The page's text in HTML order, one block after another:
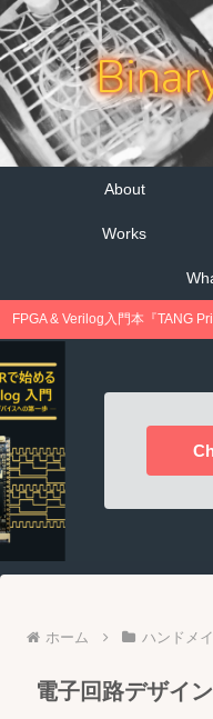
About
Works
FPGA & Verilog入門本『TANG
ホーム ハンドメ
電子回路デザイ